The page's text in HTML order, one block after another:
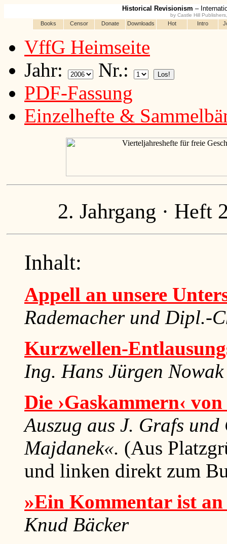
Historical Revisionism –
by Castle Hill
VffG Heimseite
Jahr:
Nr.:
PDF-Fassung
Einzelhefte &
2. Jahrgang · Heft
Inhalt:
Appell an unsere
Rademacher und Dipl.-
Kurzwellen-
Ing. Hans Jürgen Nowak
Die ›Gaskammern‹
Auszug aus J. Grafs
Majdanek«. (Aus
und linken direkt zum
»Ein Kommentar ist
Knud Bäcker
Books Censor Donate Downloads Hot Intro